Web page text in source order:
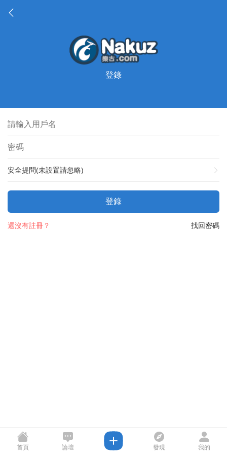
登錄
安全提問(未設置請忽略)
登錄
找回密碼
還沒有註冊？
首頁 論壇 發現 我的